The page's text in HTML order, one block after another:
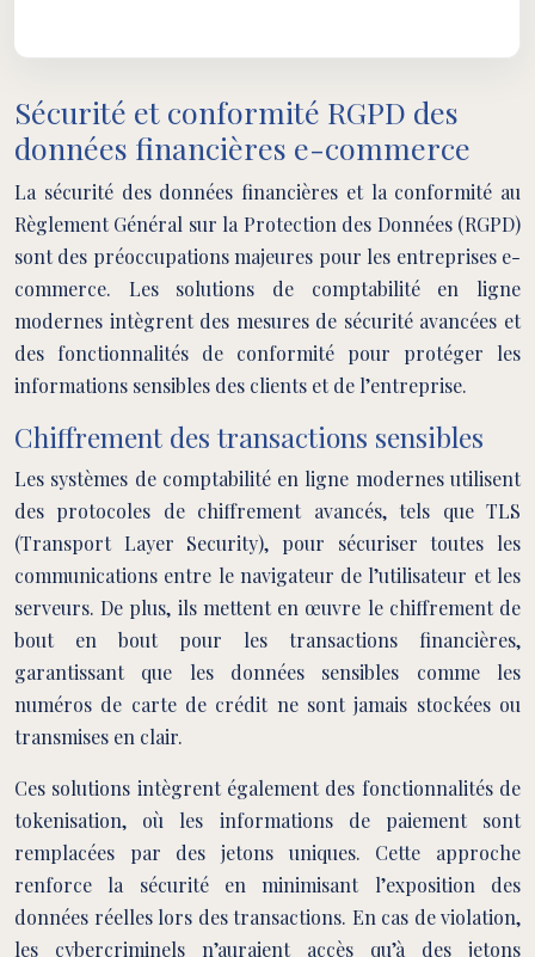
Sécurité et conformité RGPD des
données financières e-commerce
La sécurité des données financières et la conformité au
Règlement Général sur la Protection des Données (RGPD)
sont des préoccupations majeures pour les entreprises e-
commerce. Les solutions de comptabilité en ligne
modernes intègrent des mesures de sécurité avancées et
des fonctionnalités de conformité pour protéger les
informations sensibles des clients et de l’entreprise.
Chiffrement des transactions sensibles
Les systèmes de comptabilité en ligne modernes utilisent
des protocoles de chiffrement avancés, tels que TLS
(Transport Layer Security), pour sécuriser toutes les
communications entre le navigateur de l’utilisateur et les
serveurs. De plus, ils mettent en œuvre le chiffrement de
bout en bout pour les transactions financières,
garantissant que les données sensibles comme les
numéros de carte de crédit ne sont jamais stockées ou
transmises en clair.
Ces solutions intègrent également des fonctionnalités de
tokenisation, où les informations de paiement sont
remplacées par des jetons uniques. Cette approche
renforce la sécurité en minimisant l’exposition des
données réelles lors des transactions. En cas de violation,
les cybercriminels n’auraient accès qu’à des jetons